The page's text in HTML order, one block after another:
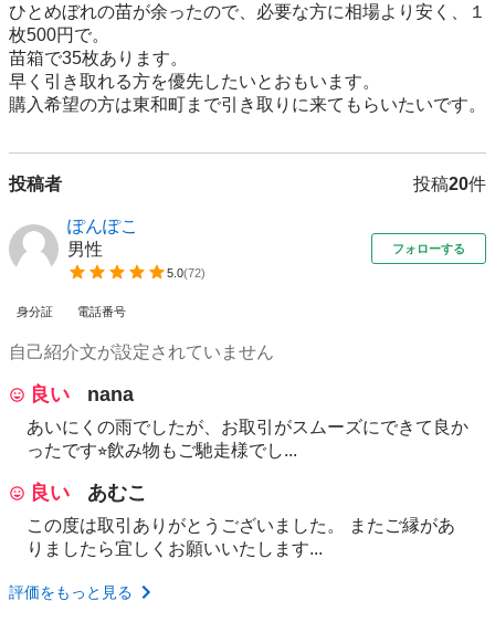
ひとめぼれの苗が余ったので、必要な方に相場より安く、１
枚500円で。
苗箱で35枚あります。
早く引き取れる方を優先したいとおもいます。
購入希望の方は東和町まで引き取りに来てもらいたいです。
投稿者 投稿20件
ぽんぽこ
男性
5.0(72)
フォローする
身分証 電話番号
自己紹介文が設定されていません
良い nana
あいにくの雨でしたが、お取引がスムーズにできて良か
ったです⭐︎飲み物もご馳走様でし...
良い あむこ
この度は取引ありがとうございました。 またご縁があ
りましたら宜しくお願いいたします...
評価をもっと見る